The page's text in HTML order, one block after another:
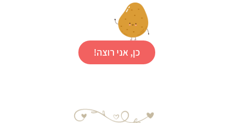
כן, אני רוצה!